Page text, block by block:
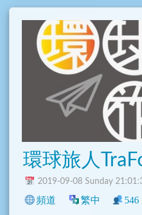
環球旅人
2019-09-08 Sunday
頻道 繁中 546